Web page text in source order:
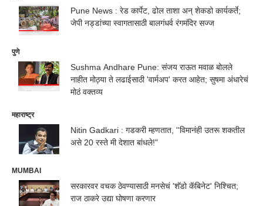
Pune News : रेड कार्पेट, ढोल ताशा अन् शेकडो कार्यकर्ते;
जेपी नड्डांच्या स्वागतासाठी बालगंधर्व रंगमंदिर सज्ज
पुणे
Sushma Andhare Pune: संजय राऊत मवाळ बोलले
नाहीत मोठ्या ते लढाईसाठी 'वार्मअप' करत आहेत; सुषमा अंधारेचं
मोठं वक्तव्य
महाराष्ट्र
Nitin Gadkari : गडकरी म्हणतात, ''विमानंही उतरू शकतील
असे 20 रस्ते मी देशात बांधले!"
MUMBAI
सरकारवर वचक ठेवण्यासाठी मनसेचं 'शॅडो कॅबिनेट' निश्चित;
राज ठाकरे उद्या घोषणा करणार